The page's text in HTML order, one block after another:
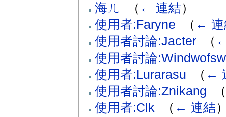
海ㄦ
（ ← 連結）
使用者:Faryne
（ ← 連
使用者討論:Jacter‎ （
使用者討論
使用者:Lurarasu
（ ←
使用者討論:Znikang
（
使用者:Clk
（ ← 連結